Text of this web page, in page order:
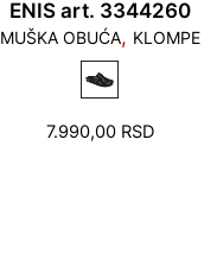
ENIS art. 3344260
MUŠKA OBUĆA, KLOMPE
7.990,00 RSD